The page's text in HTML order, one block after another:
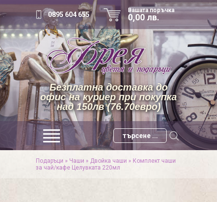
0895 604 655
Вашата поръчка
0,00 лв.
Безплатна доставка до
офис на куриер при покупка
над 150лв (76.70евро)
Подаръци » Чаши » Двойкa чаши » Комплект чаши
за чай/кафе Целувката 220мл